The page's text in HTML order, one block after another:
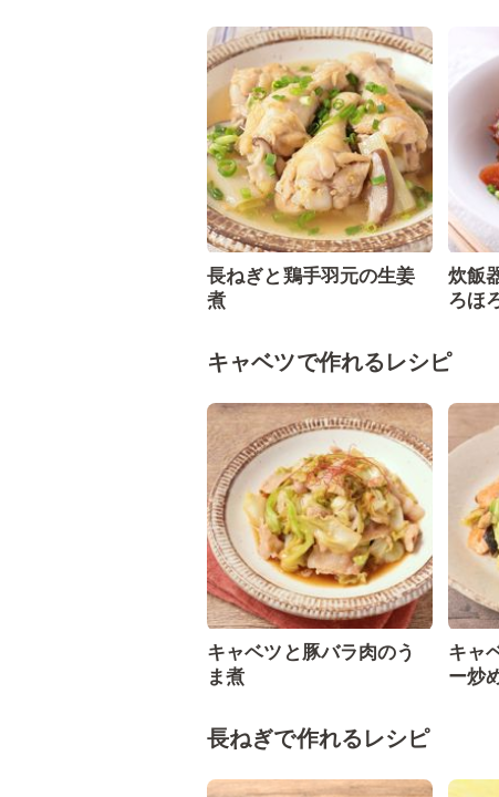
長ねぎと鶏手羽元の生姜
煮
炊飯
ろほ
キャベツで作れるレシピ
キャベツと豚バラ肉のう
ま煮
キャ
ー炒
長ねぎで作れるレシピ